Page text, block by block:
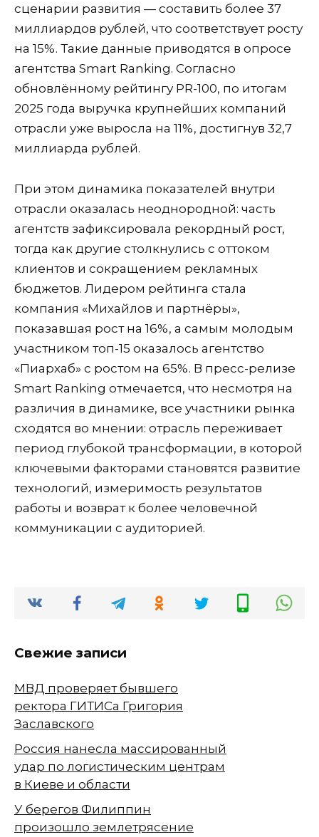
сценарии развития — составить более 37
миллиардов рублей, что соответствует росту
на 15%. Такие данные приводятся в опросе
агентства Smart Ranking. Согласно
обновлённому рейтингу PR-100, по итогам
2025 года выручка крупнейших компаний
отрасли уже выросла на 11%, достигнув 32,7
миллиарда рублей.
При этом динамика показателей внутри
отрасли оказалась неоднородной: часть
агентств зафиксировала рекордный рост,
тогда как другие столкнулись с оттоком
клиентов и сокращением рекламных
бюджетов. Лидером рейтинга стала
компания «Михайлов и партнёры»,
показавшая рост на 16%, а самым молодым
участником топ-15 оказалось агентство
«Пиархаб» с ростом на 65%. В пресс-релизе
Smart Ranking отмечается, что несмотря на
различия в динамике, все участники рынка
сходятся во мнении: отрасль переживает
период глубокой трансформации, в которой
ключевыми факторами становятся развитие
технологий, измеримость результатов
работы и возврат к более человечной
коммуникации с аудиторией.
Свежие записи
МВД проверяет бывшего
ректора ГИТИСа Григория
Заславского
Россия нанесла массированный
удар по логистическим центрам
в Киеве и области
У берегов Филиппин
произошло землетрясение